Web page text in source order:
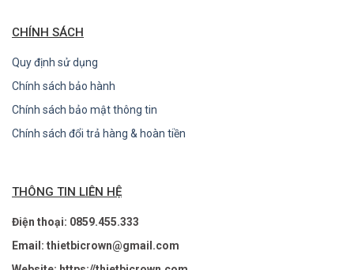
CHÍNH SÁCH
Quy định sử dụng
Chính sách bảo hành
Chính sách bảo mật thông tin
Chính sách đổi trả hàng & hoàn tiền
THÔNG TIN LIÊN HỆ
Điện thoại: 0859.455.333
Email: thietbicrown@gmail.com